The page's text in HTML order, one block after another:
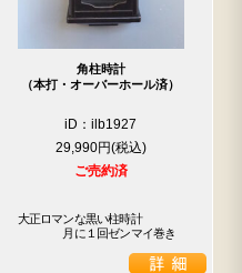
角柱時計
（本打・オーバーホール済）
iD：ilb1927
29,990円
ご売約済
大正ロマンな黒い柱時計
月に１回ゼンマイ巻き